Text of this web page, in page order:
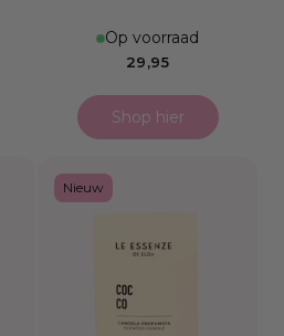
Op voorraad
Normale
29,95
Shop hier
Nieuw